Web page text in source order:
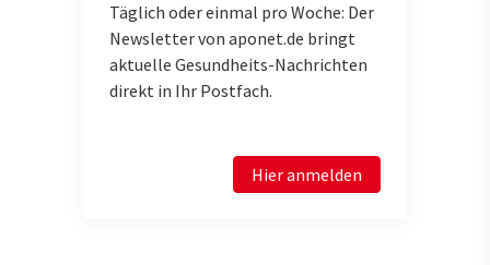
Täglich oder einmal pro Woche: Der
Newsletter von aponet.de bringt
aktuelle Gesundheits-Nachrichten
direkt in Ihr Postfach.
Hier anmelden